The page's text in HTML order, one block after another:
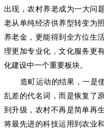
出现，农村养老成为一大问
老从单纯经济供养型转变为
养老金，更能得到全方位生
理更加专业化，文化服务更
化建设中一个重要板块。
造町运动的结果，一是
乱差的代名词，而是恢复了
到升级，农村不再是简单再
将最先进的科技运用到农业